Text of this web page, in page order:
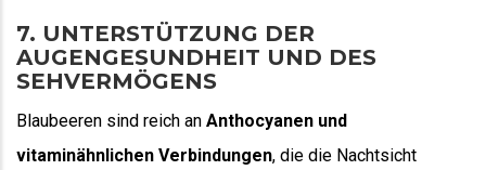
7. UNTERSTÜTZUNG DER
AUGENGESUNDHEIT UND DES
SEHVERMÖGENS
Blaubeeren sind reich an Anthocyanen und
vitaminähnlichen Verbindungen, die die Nachtsicht